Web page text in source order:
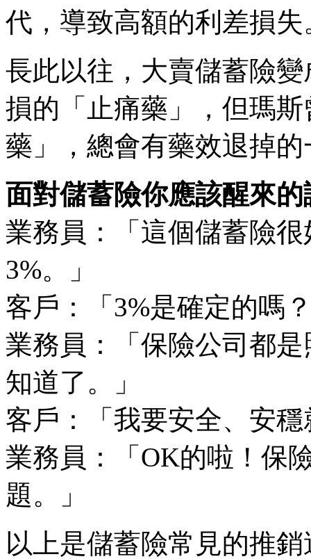
代，導致高額的利差損失
長此以往，大賣儲蓄險
損的「止痛藥」，但瑪
藥」，總會有藥效退掉的
面對儲蓄險你應該醒來的
業務員：「這個儲蓄險
3%。」
客戶：「3%是確定的嗎
業務員：「保險公司都
知道了。」
客戶：「我要安全、安
業務員：「OK的啦！保
題。」
以上是儲蓄險常見的推